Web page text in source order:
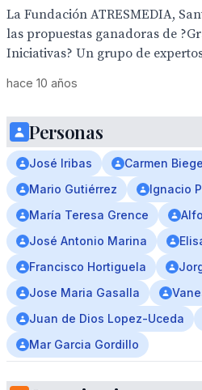
La Fundación ATRESMEDIA,
las propuestas ganadoras de
Iniciativas? Un grupo de
hace 10 años
Personas
José Iribas Carmen
Mario Gutiérrez
Ignacio
María Teresa Grence
José Antonio Marina
Francisco Hortiguela
Jose Maria Gasalla
Juan de Dios Lopez-Uceda
Mar Garcia Gordillo